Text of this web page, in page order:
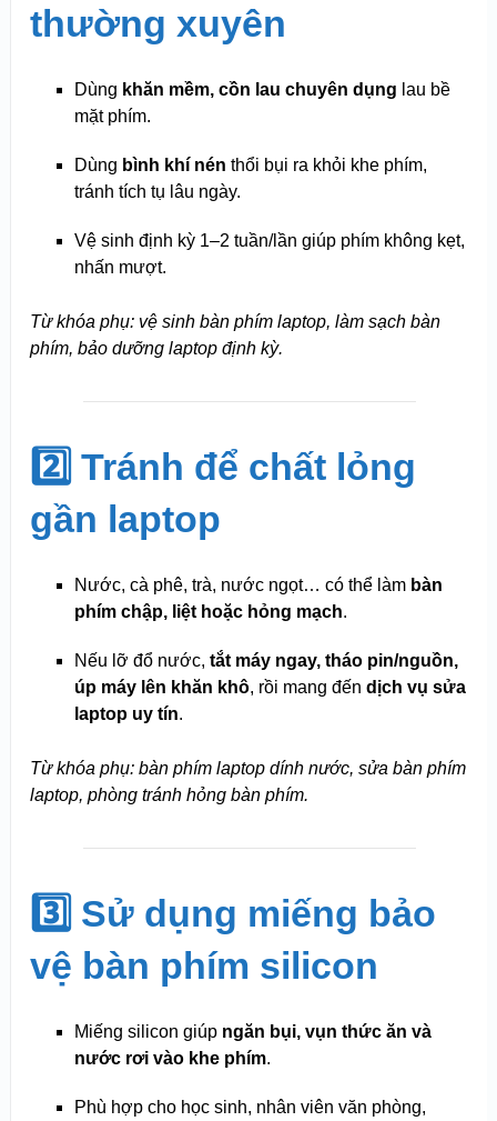
thường xuyên
Dùng khăn mềm, cồn lau chuyên dụng lau bề
mặt phím.
Dùng bình khí nén thổi bụi ra khỏi khe phím,
tránh tích tụ lâu ngày.
Vệ sinh định kỳ 1–2 tuần/lần giúp phím không kẹt,
nhấn mượt.
Từ khóa phụ: vệ sinh bàn phím laptop, làm sạch bàn
phím, bảo dưỡng laptop định kỳ.
2️⃣ Tránh để chất lỏng
gần laptop
Nước, cà phê, trà, nước ngọt… có thể làm bàn
phím chập, liệt hoặc hỏng mạch.
Nếu lỡ đổ nước, tắt máy ngay, tháo pin/nguồn,
úp máy lên khăn khô, rồi mang đến dịch vụ sửa
laptop uy tín.
Từ khóa phụ: bàn phím laptop dính nước, sửa bàn phím
laptop, phòng tránh hỏng bàn phím.
3️⃣ Sử dụng miếng bảo
vệ bàn phím silicon
Miếng silicon giúp ngăn bụi, vụn thức ăn và
nước rơi vào khe phím.
Phù hợp cho học sinh, nhân viên văn phòng,